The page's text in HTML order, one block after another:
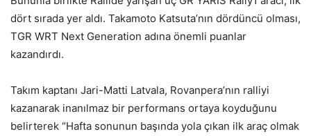
dört sırada yer aldı. Takamoto Katsuta’nın dördüncü olması,
TGR WRT Next Generation adına önemli puanlar
kazandırdı.
Takım kaptanı Jari-Matti Latvala, Rovanpera’nın ralliyi
kazanarak inanılmaz bir performans ortaya koyduğunu
belirterek “Hafta sonunun başında yola çıkan ilk araç olmak